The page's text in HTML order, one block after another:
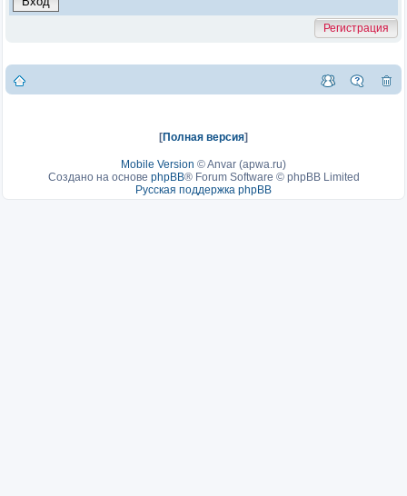
Регистрация
[Полная версия]
Mobile Version ©Anvar (apwa.ru)
Создано на основе phpBB® Forum Software © phpBB Limited
Русская поддержка phpBB